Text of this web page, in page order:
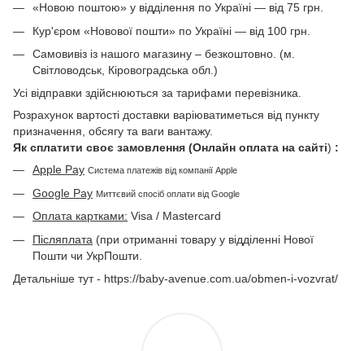
«Новою поштою» у відділення по Україні — від 75 грн.
Кур'єром «Новової пошти» по Україні — від 100 грн.
Самовивіз із нашого магазину – безкоштовно. (м.
Світловодськ, Кіровоградська обл.)
Усі відправки здійснюються за тарифами перевізника.
Розрахунок вартості доставки варіюватиметься від пункту
призначення, обсягу та ваги вантажу.
Як сплатити своє замовлення (Онлайн оплата на сайті) :
Apple Pay Система платежів від компанії Apple
Google Pay Миттєвий спосіб оплати від Google
Оплата картками: Visa / Mastercard
Післяплата (при отриманні товару у відділенні Нової
Пошти чи УкрПошти.
Детальніше тут - https://baby-avenue.com.ua/obmen-i-vozvrat/